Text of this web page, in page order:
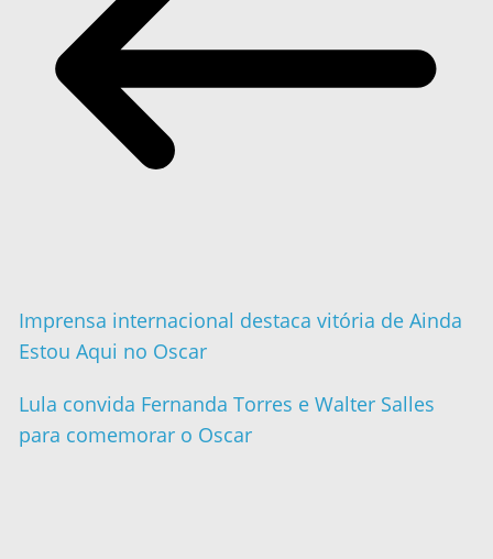
Imprensa internacional destaca vitória de Ainda
Estou Aqui no Oscar
Lula convida Fernanda Torres e Walter Salles
para comemorar o Oscar